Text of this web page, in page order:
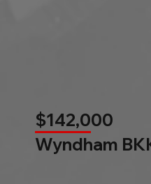
$142,000
Wyndham